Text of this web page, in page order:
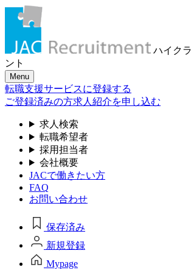
ハイク
ント
Menu
転職支援サービスに登録する
ご登録済みの方求人紹介を申し込む
求人検索
転職希望者
採用担当者
会社概要
JACで働きたい方
FAQ
お問い合わせ
保存済み
新規登録
Mypage